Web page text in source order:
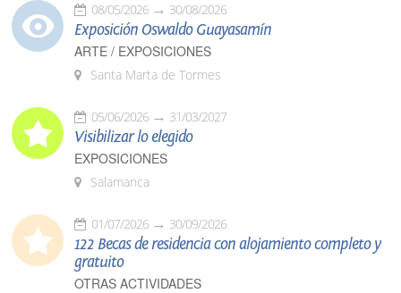
08/05/2026 30/08/2026
Exposición Oswaldo Guayasamín
ARTE / EXPOSICIONES
Santa Marta de Tormes
05/06/2026 31/03/2027
Visibilizar lo elegido
EXPOSICIONES
Salamanca
01/07/2026 30/09/2026
122 Becas de residencia con alojamiento completo y
gratuito
OTRAS ACTIVIDADES